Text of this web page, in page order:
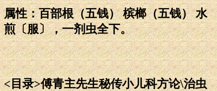
属性：百部根（五钱） 槟榔（五钱） 水
煎〔服〕，一剂虫全下。
<目录>傅青主先生秘传小儿科方论\治虫